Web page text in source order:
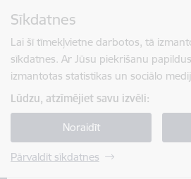
Sīkdatnes
Lai šī tīmekļvietne darbotos, tā
sīkdatnes. Ar Jūsu piekrišanu
izmantotas statistikas un sociālo
Lūdzu, atzīmējiet savu izvēli:
Noraidīt
Pārvaldīt sīkdatnes